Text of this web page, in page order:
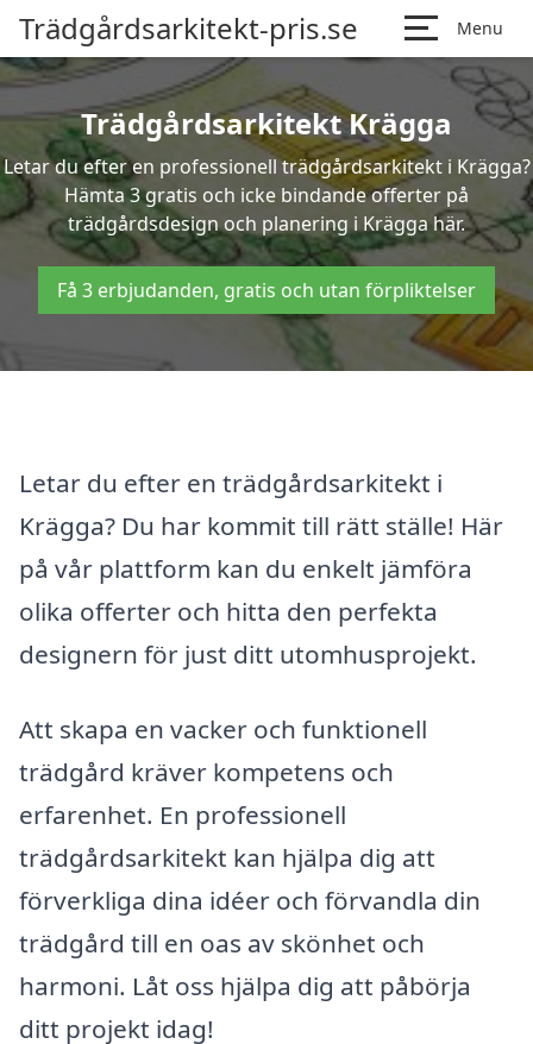
Trädgårdsarkitekt-pris.se Menu
Trädgårdsarkitekt Krägga
Letar du efter en professionell trädgårdsarkitekt i Krägga?
Hämta 3 gratis och icke bindande offerter på
trädgårdsdesign och planering i Krägga här.
Få 3 erbjudanden, gratis och utan förpliktelser
Letar du efter en trädgårdsarkitekt i
Krägga? Du har kommit till rätt ställe! Här
på vår plattform kan du enkelt jämföra
olika offerter och hitta den perfekta
designern för just ditt utomhusprojekt.
Att skapa en vacker och funktionell
trädgård kräver kompetens och
erfarenhet. En professionell
trädgårdsarkitekt kan hjälpa dig att
förverkliga dina idéer och förvandla din
trädgård till en oas av skönhet och
harmoni. Låt oss hjälpa dig att påbörja
ditt projekt idag!